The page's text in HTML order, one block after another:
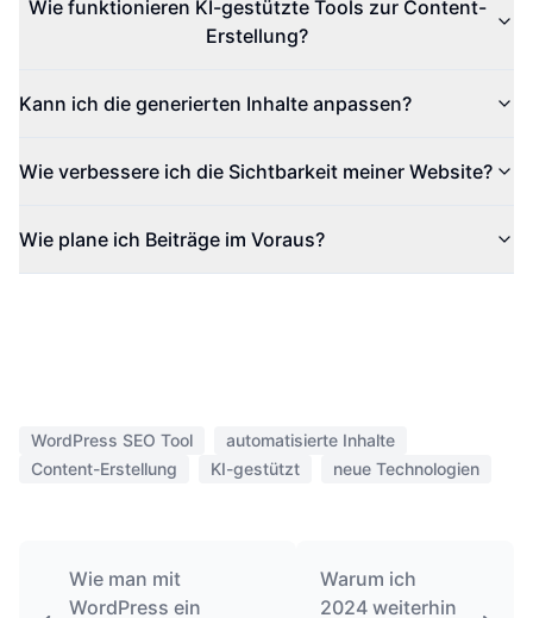
Wie funktionieren KI-gestützte Tools zur Content-
Erstellung?
Kann ich die generierten Inhalte anpassen?
Wie verbessere ich die Sichtbarkeit meiner Website?
Wie plane ich Beiträge im Voraus?
WordPress SEO Tool
automatisierte Inhalte
Content-Erstellung
KI-gestützt neue Technologien
Wie man mit
WordPress ein
Warum ich
2024 weiterhin